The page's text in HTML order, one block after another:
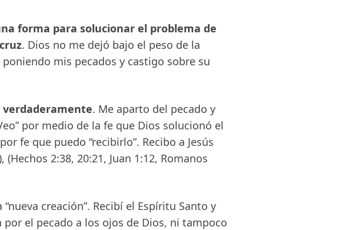
forma para solucionar el problema de
. Dios no me dejó bajo el peso de la
mis pecados y castigo sobre su
. Me aparto del pecado y
por medio de la fe que Dios solucionó el
fe que puedo “recibirlo”. Recibo a Jesús
2:38, 20:21, Juan 1:12, Romanos
“nueva creación”. Recibí el Espíritu Santo y
el pecado a los ojos de Dios, ni tampoco